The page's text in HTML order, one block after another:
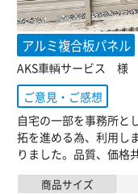
アルミ複合板パネル
AKS車輌サービス 様
ご意見・ご感想
自宅の一部を事務所と
拓を進める為、利用し
りました。品質、価格
商品サイズ